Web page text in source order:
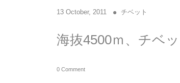
13 October, 2011 チベット
海抜4500ｍ、チベ
0 Comment